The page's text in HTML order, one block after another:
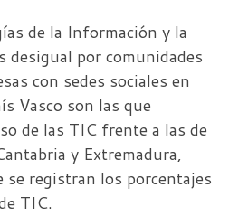
de la Información y la
desigual por comunidades
con sedes sociales en
Vasco son las que
de las TIC frente a las de
y Extremadura,
se registran los porcentajes
TIC.